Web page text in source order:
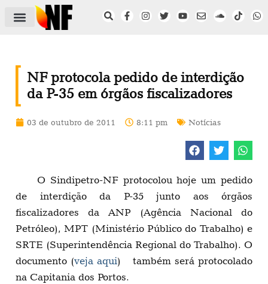
NF protocola pedido de interdição
da P-35 em órgãos fiscalizadores
03 de outubro de 2011 8:11 pm Notícias
O Sindipetro-NF protocolou hoje um pedido
de interdição da P-35 junto aos órgãos
fiscalizadores da ANP (Agência Nacional do
Petróleo), MPT (Ministério Público do Trabalho) e
SRTE (Superintendência Regional do Trabalho). O
documento (veja aqui) também será protocolado
na Capitania dos Portos.